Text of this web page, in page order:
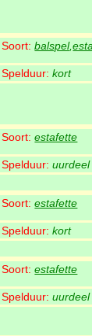
Soort:balspel,
Spelduur:kort
Soort:estafette
Spelduur:uurdeel
Soort:estafette
Spelduur:kort
Soort:estafette
Spelduur:uurdeel